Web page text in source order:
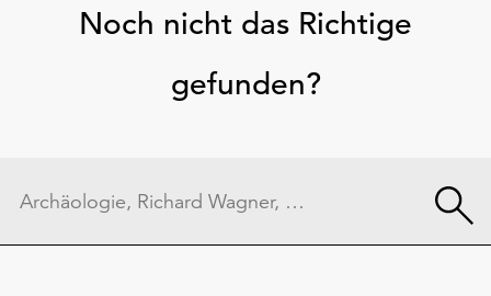
Noch nicht das Richtige
gefunden?